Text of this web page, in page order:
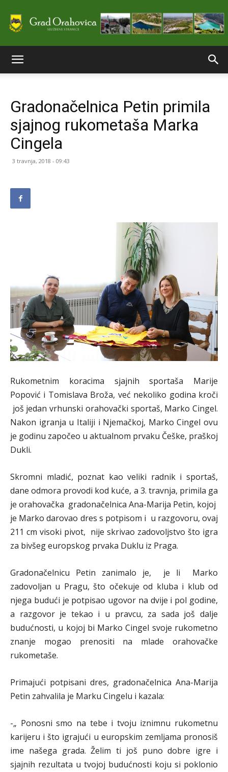
stranice
Gradonačelnica Petin primila
sjajnog rukometaša Marka
Cingela
3 travnja, 2018 - 09:43
Rukometnim koracima sjajnih sportaša Marije
Popović i Tomislava Broža, već nekoliko godina kroči
još jedan vrhunski orahovački sportaš, Marko Cingel.
Nakon igranja u Italiji i Njemačkoj, Marko Cingel ovu
je godinu započeo u aktualnom prvaku Češke, praškoj
Dukli.
Skromni mladić, poznat kao veliki radnik i sportaš,
dane odmora provodi kod kuće, a 3. travnja, primila ga
je orahovačka gradonačelnica Ana-Marija Petin, kojoj
je Marko darovao dres s potpisom i u razgovoru, ovaj
211 cm visoki pivot, nije skrivao zadovoljstvo što igra
za bivšeg europskog prvaka Duklu iz Praga.
Gradonačelnicu Petin zanimalo je, je li Marko
zadovoljan u Pragu, što očekuje od kluba i klub od
njega budući je potpisao ugovor na dvije i pol godine,
a razgovor je tekao i u pravcu, za sada još dalje
budućnosti, u kojoj bi Marko Cingel svoje rukometno
znanje mogao prenositi na mlade orahovačke
rukometaše.
Primajući potpisani dres, gradonačelnica Ana-Marija
Petin zahvalila je Marku Cingelu i kazala:
-„ Ponosni smo na tebe i tvoju iznimnu rukometnu
karijeru i što igrajući u europskim zemljama pronosiš
ime našega grada. Želim ti još puno dobre igre i
sjajnih rezultata u tvojoj budućnosti koju si poklonio